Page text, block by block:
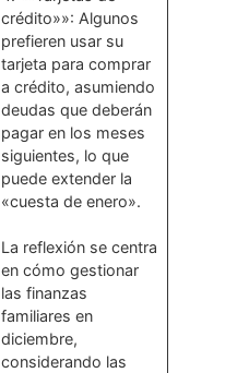
crédito»»: Algunos
prefieren usar su
tarjeta para comprar
a crédito, asumiendo
deudas que deberán
pagar en los meses
siguientes, lo que
puede extender la
«cuesta de enero».
La reflexión se centra
en cómo gestionar
las finanzas
familiares en
diciembre,
considerando las